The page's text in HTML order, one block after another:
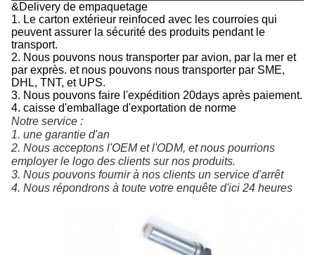
&Delivery de empaquetage
1. Le carton extérieur reinfoced avec les courroies qui
peuvent assurer la sécurité des produits pendant le
transport.
2. Nous pouvons nous transporter par avion, par la mer et
par exprès. et nous pouvons nous transporter par SME,
DHL, TNT, et UPS.
3. Nous pouvons faire l'expédition 20days après paiement.
4. caisse d'emballage d'exportation de norme
Notre service :
1. une garantie d'an
2. Nous acceptons l'OEM et l'ODM, et nous pourrions
employer le logo des clients sur nos produits.
3. Nous pouvons fournir à nos clients un service d'arrêt
4. Nous répondrons à toute votre enquête d'ici 24 heures